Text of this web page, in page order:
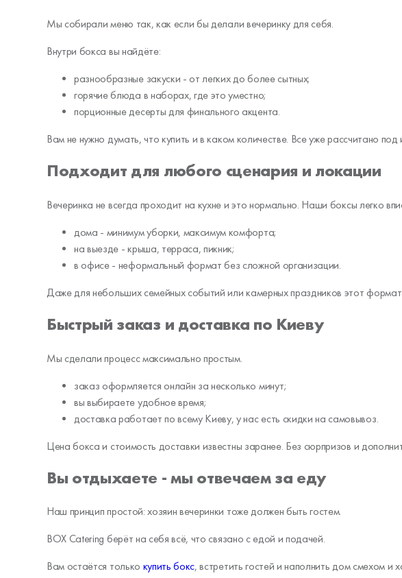
Мы собирали меню так, как если бы делали вечеринку для себя.
Внутри бокса вы найдёте:
разнообразные закуски - от легких до более сытных;
горячие блюда в наборах, где это уместно;
порционные десерты для финального акцента.
Вам не нужно думать, что купить и в каком количестве. Все уже рассчитано под
Подходит для любого сценария и локации
Вечеринка не всегда проходит на кухне и это нормально. Наши боксы легко
дома - минимум уборки, максимум комфорта;
на выезде - крыша, терраса, пикник;
в офисе - неформальный формат без сложной организации.
Даже для небольших семейных событий или камерных праздников этот
Быстрый заказ и доставка по Киеву
Мы сделали процесс максимально простым.
заказ оформляется онлайн за несколько минут;
вы выбираете удобное время;
доставка работает по всему Киеву, у нас есть скидки на самовывоз.
Цена бокса и стоимость доставки известны заранее. Без сюрпризов и
Вы отдыхаете - мы отвечаем за еду
Наш принцип простой: хозяин вечеринки тоже должен быть гостем.
BOX Catering берёт на себя всё, что связано с едой и подачей.
Вам остаётся только купить бокс, встретить гостей и наполнить дом смехом и